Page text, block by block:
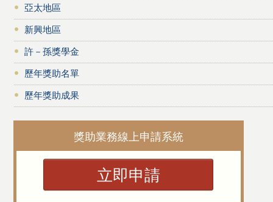
亞太地區
新興地區
許－孫獎學金
歷年獎助名單
歷年獎助成果
獎助業務線上申請系統
立即申請